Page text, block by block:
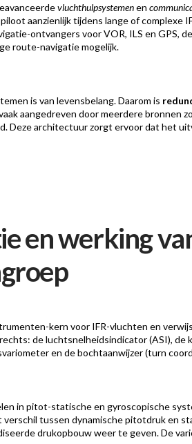
vluchthulpsystemenen
aanzienlijk tijdens lange of
ontvangers voor VOR, ILS en
route-navigatie mogelijk.
is van levensbelang. Daarom is
aangedreven door meerdere
Deze architectuur zorgt ervoor dat het
en werking
kern voor IFR-vluchten en
de luchtsnelheidsindicator (ASI),
en de bochtaanwijzer (turn
in pitot-statische en gyroscopische
tussen dynamische pitotdruk en
drukopbouw weer te geven. De